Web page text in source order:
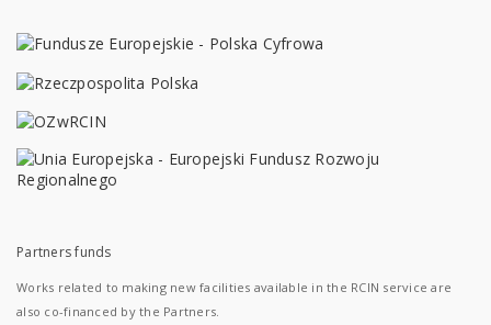
Partners funds
Works related to making new facilities available in the RCIN service are
also co-financed by the Partners.